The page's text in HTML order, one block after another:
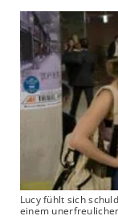
Lucy fühlt sich
einem